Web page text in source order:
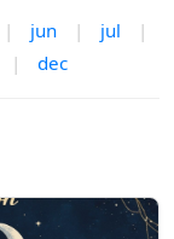
| jun | jul
|
| dec